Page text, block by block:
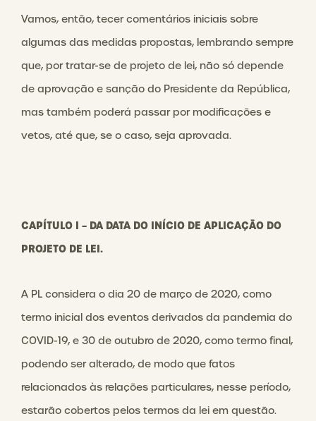
Vamos, então, tecer comentários iniciais sobre
algumas das medidas propostas, lembrando sempre
que, por tratar-se de projeto de lei, não só depende
de aprovação e sanção do Presidente da República,
mas também poderá passar por modificações e
vetos, até que, se o caso, seja aprovada.
CAPÍTULO I – DA DATA DO INÍCIO DE APLICAÇÃO DO
PROJETO DE LEI.
A PL considera o dia 20 de março de 2020, como
termo inicial dos eventos derivados da pandemia do
COVID-19, e 30 de outubro de 2020, como termo final,
podendo ser alterado, de modo que fatos
relacionados às relações particulares, nesse período,
estarão cobertos pelos termos da lei em questão.